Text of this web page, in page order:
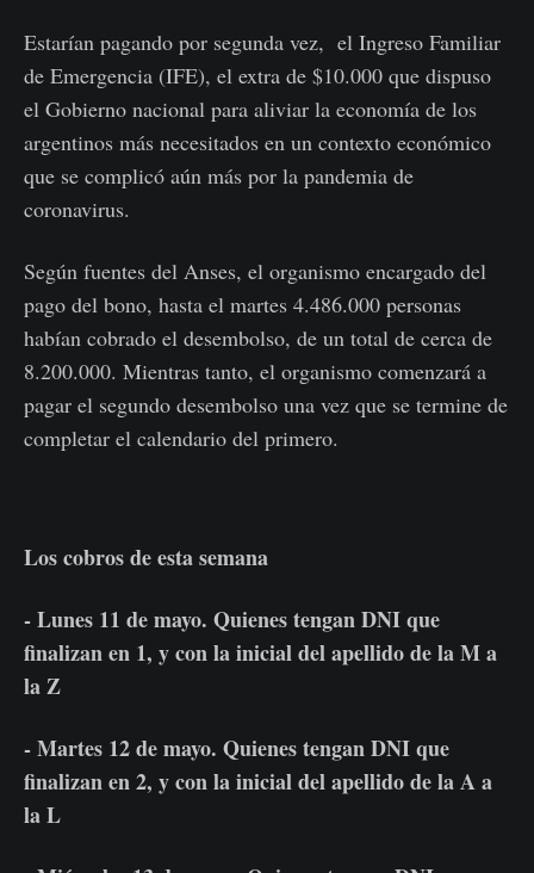
Estarían pagando por segunda vez, el Ingreso Familiar
de Emergencia (IFE), el extra de $10.000 que dispuso
el Gobierno nacional para aliviar la economía de los
argentinos más necesitados en un contexto económico
que se complicó aún más por la pandemia de
coronavirus.
Según fuentes del Anses, el organismo encargado del
pago del bono, hasta el martes 4.486.000 personas
habían cobrado el desembolso, de un total de cerca de
8.200.000. Mientras tanto, el organismo comenzará a
pagar el segundo desembolso una vez que se termine de
completar el calendario del primero.
Los cobros de esta semana
- Lunes 11 de mayo. Quienes tengan DNI que
finalizan en 1, y con la inicial del apellido de la M a
la Z
- Martes 12 de mayo. Quienes tengan DNI que
finalizan en 2, y con la inicial del apellido de la A a
la L